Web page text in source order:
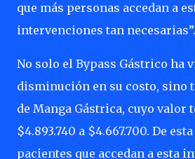
que más personas accedan a
intervenciones tan necesarias”.
No solo el Bypass Gástrico ha
disminución en su costo, sino
de Manga Gástrica, cuyo valor
$4.893.740 a $4.667.700. De
pacientes que accedan a esta